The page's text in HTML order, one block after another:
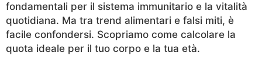
fondamentali per il sistema immunitario e la vitalità
quotidiana. Ma tra trend alimentari e falsi miti, è
facile confondersi. Scopriamo come calcolare la
quota ideale per il tuo corpo e la tua età.